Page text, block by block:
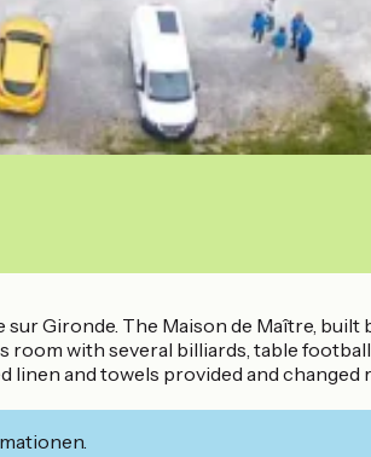
Gironde. The Maison de Maître, built
room with several billiards, table
and towels provided and changed